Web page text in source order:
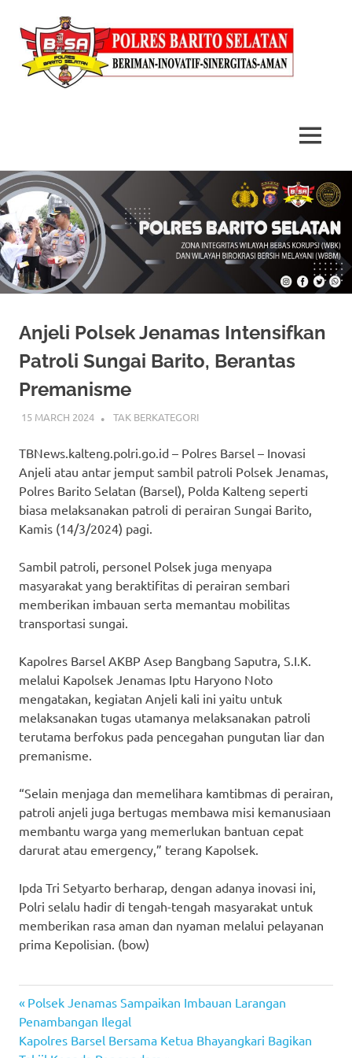
Skip
to
content
MENU
Anjeli Polsek Jenamas Intensifkan
Patroli Sungai Barito, Berantas
Premanisme
15 MARCH 2024 ADMIN_POLRESBARSEL
TAK BERKATEGORI
TBNews.kalteng.polri.go.id – Polres Barsel – Inovasi
Anjeli atau antar jemput sambil patroli Polsek Jenamas,
Polres Barito Selatan (Barsel), Polda Kalteng seperti
biasa melaksanakan patroli di perairan Sungai Barito,
Kamis (14/3/2024) pagi.
Sambil patroli, personel Polsek juga menyapa
masyarakat yang beraktifitas di perairan sembari
memberikan imbauan serta memantau mobilitas
transportasi sungai.
Kapolres Barsel AKBP Asep Bangbang Saputra, S.I.K.
melalui Kapolsek Jenamas Iptu Haryono Noto
mengatakan, kegiatan Anjeli kali ini yaitu untuk
melaksanakan tugas utamanya melaksanakan patroli
terutama berfokus pada pencegahan pungutan liar dan
premanisme.
“Selain menjaga dan memelihara kamtibmas di perairan,
patroli anjeli juga bertugas membawa misi kemanusiaan
membantu warga yang memerlukan bantuan cepat
darurat atau emergency,” terang Kapolsek.
Ipda Tri Setyarto berharap, dengan adanya inovasi ini,
Polri selalu hadir di tengah-tengah masyarakat untuk
memberikan rasa aman dan nyaman melalui pelayanan
prima Kepolisian. (bow)
Post
navigation
Previous
Post:
Polsek Jenamas Sampaikan Imbauan Larangan
Penambangan Ilegal
Next
Kapolres Barsel Bersama Ketua Bhayangkari Bagikan